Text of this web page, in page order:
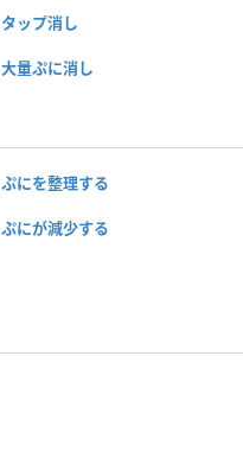
タップ消し
大量ぷに消し
ぷにを整理する
ぷにが減少する